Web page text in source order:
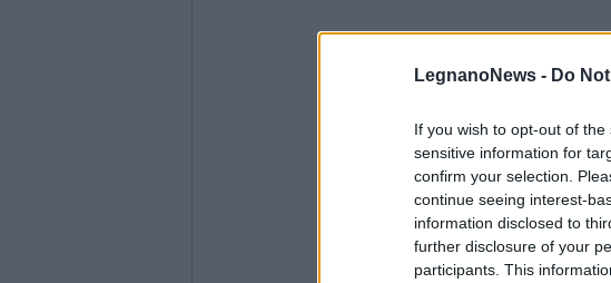
LegnanoNews - Do
If you wish to opt-out of
sensitive information for
confirm your selection.
continue seeing interest-
information disclosed to
further disclosure of your
participants. This